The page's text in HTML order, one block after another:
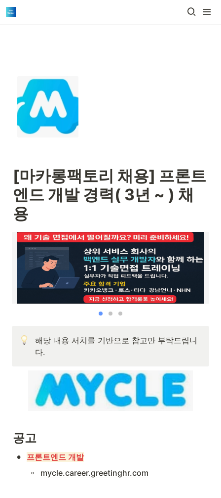
[마카롱팩토리 채용] 프론트
엔드 개발 경력( 3년 ~ ) 채
용
해당 내용 서치를 기반으로 참고만 부탁드립니
다.
공고
• 프론트엔드 개발
◦ mycle.career.greetinghr.com